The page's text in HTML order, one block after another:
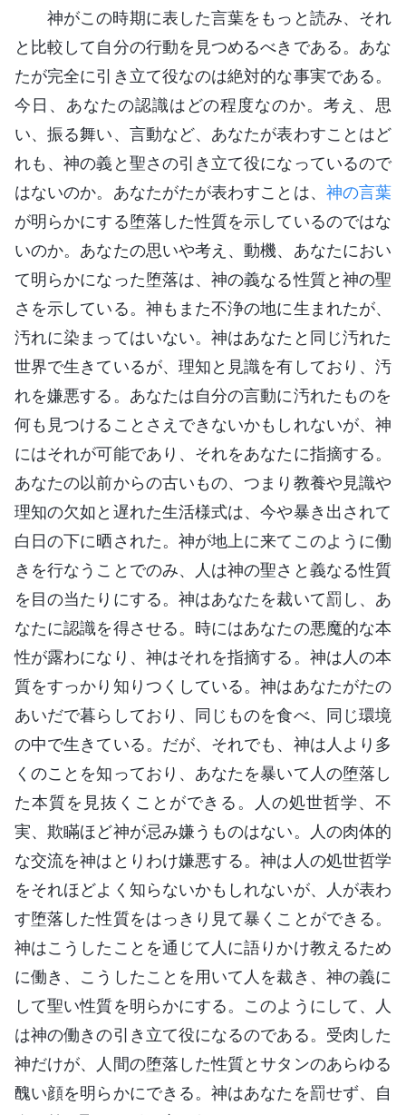
神がこの時期に表した言葉をもっと読み、それ
と比較して自分の行動を見つめるべきである。あな
たが完全に引き立て役なのは絶対的な事実である。
今日、あなたの認識はどの程度なのか。考え、思
い、振る舞い、言動など、あなたが表わすことはど
れも、神の義と聖さの引き立て役になっているので
はないのか。あなたがたが表わすことは、 神の言葉
が明らかにする堕落した性質を示しているのではな
いのか。あなたの思いや考え、動機、あなたにおい
て明らかになった堕落は、神の義なる性質と神の聖
さを示している。神もまた不浄の地に生まれたが、
汚れに染まってはいない。神はあなたと同じ汚れた
世界で生きているが、理知と見識を有しており、汚
れを嫌悪する。あなたは自分の言動に汚れたものを
何も見つけることさえできないかもしれないが、神
にはそれが可能であり、それをあなたに指摘する。
あなたの以前からの古いもの、つまり教養や見識や
理知の欠如と遅れた生活様式は、今や暴き出されて
白日の下に晒された。神が地上に来てこのように働
きを行なうことでのみ、人は神の聖さと義なる性質
を目の当たりにする。神はあなたを裁いて罰し、あ
なたに認識を得させる。時にはあなたの悪魔的な本
性が露わになり、神はそれを指摘する。神は人の本
質をすっかり知りつくしている。神はあなたがたの
あいだで暮らしており、同じものを食べ、同じ環境
の中で生きている。だが、それでも、神は人より多
くのことを知っており、あなたを暴いて人の堕落し
た本質を見抜くことができる。人の処世哲学、不
実、欺瞞ほど神が忌み嫌うものはない。人の肉体的
な交流を神はとりわけ嫌悪する。神は人の処世哲学
をそれほどよく知らないかもしれないが、人が表わ
す堕落した性質をはっきり見て暴くことができる。
神はこうしたことを通じて人に語りかけ教えるため
に働き、こうしたことを用いて人を裁き、神の義に
して聖い性質を明らかにする。このようにして、人
は神の働きの引き立て役になるのである。受肉した
神だけが、人間の堕落した性質とサタンのあらゆる
醜い顔を明らかにできる。神はあなたを罰せず、自